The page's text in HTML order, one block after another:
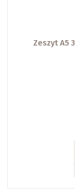
Zeszyt A5